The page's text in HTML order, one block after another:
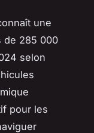
une
de 285 000
selon
pour les